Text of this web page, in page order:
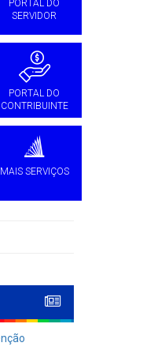
PORTAL DO
SERVIDOR
PORTAL DO
CONTRIBUINTE
MAIS SERVIÇOS